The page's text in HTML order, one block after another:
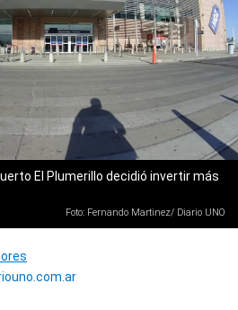
El Plumerillo decidió invertir más
Foto: Fernando Martinez/ Diario UNO